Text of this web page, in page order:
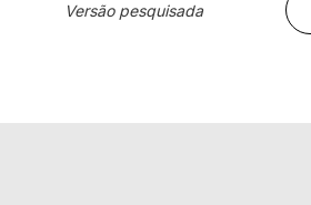
Versão pesquisada